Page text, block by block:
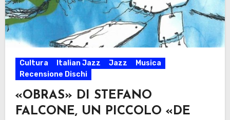
Cultura Italian Jazz Jazz
Musica
Recensione Dischi
«OBRAS» DI STEFANO
FALCONE, UN PICCOLO «DE